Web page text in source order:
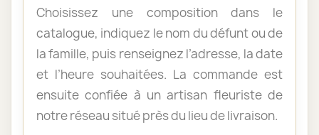
Choisissez une composition dans le
catalogue, indiquez le nom du défunt ou de
la famille, puis renseignez l’adresse, la date
et l’heure souhaitées. La commande est
ensuite confiée à un artisan fleuriste de
notre réseau situé près du lieu de livraison.